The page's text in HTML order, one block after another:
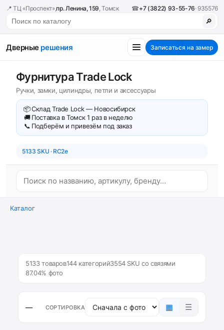
📍 ТЦ «Проспект»,пр. Ленина, 159, Томск ☎+7 (3822) 93-55-76· 935576
🔎
Дверные решения Записаться на замер
Фурнитура Trade Lock
Ручки, замки, цилиндры, петли и аксессуары
📦Склад Trade Lock — Новосибирск
🚚 Поставка в Томск 1 раз в неделю
📞 Подберём и привезём под заказ
5133 SKU · RC2e
Каталог
5133 товаров144 категорий3554 SKU со связями
87.04% фото
— СОРТИРОВКА ▦ ☰